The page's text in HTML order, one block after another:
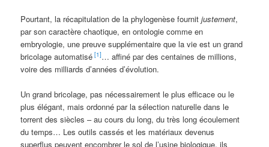
Pourtant, la récapitulation de la phylogenèse fournitjustement,
par son caractère chaotique, en ontologie comme en
embryologie, une preuve supplémentaire que la vie est un grand
bricolage automatisé [1]… affiné par des centaines de millions,
voire des milliards d’années d’évolution.
Un grand bricolage, pas nécessairement le plus efficace ou le
plus élégant, mais ordonné par la sélection naturelle dans le
torrent des siècles – au cours du long, du très long écoulement
du temps… Les outils cassés et les matériaux devenus
superflus peuvent encombrer le sol de l’usine biologique, ils